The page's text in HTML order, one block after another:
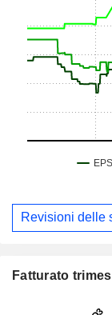
Revisioni delle
Fatturato